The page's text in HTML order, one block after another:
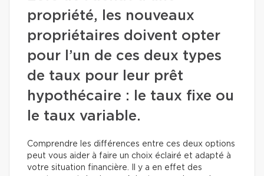
propriété, les nouveaux
propriétaires doivent opter
pour l’un de ces deux types
de taux pour leur prêt
hypothécaire : le taux fixe ou
le taux variable.
Comprendre les différences entre ces deux options
peut vous aider à faire un choix éclairé et adapté à
votre situation financière. Il y a en effet des